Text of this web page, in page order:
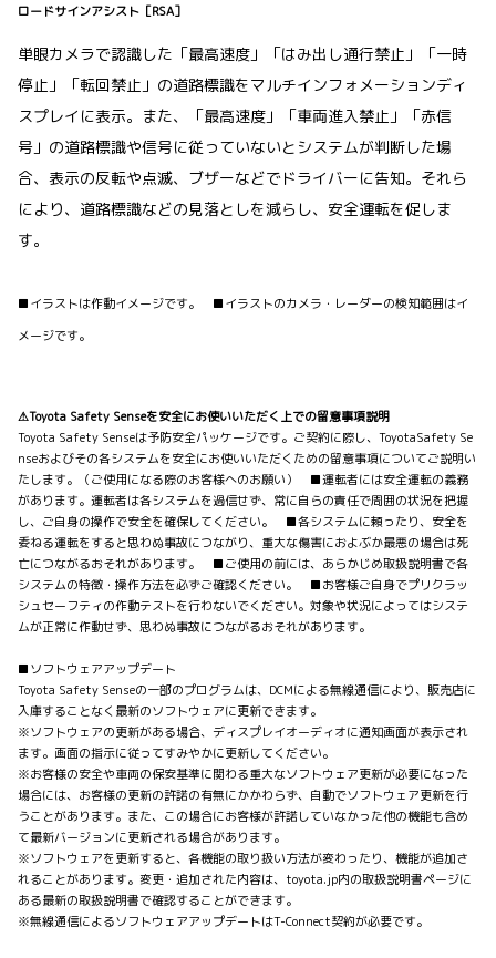
ロードサインアシスト［RSA］
単眼カメラで認識した「最高速度」「はみ出し通行禁止」「一時
停止」「転回禁止」の道路標識をマルチインフォメーションディ
スプレイに表示。また、「最高速度」「車両進入禁止」「赤信
号」の道路標識や信号に従っていないとシステムが判断した場
合、表示の反転や点滅、ブザーなどでドライバーに告知。それら
により、道路標識などの見落としを減らし、安全運転を促しま
す。
■イラストは作動イメージです。 ■イラストのカメラ・レーダーの検知範囲はイ
メージです。
⚠Toyota Safety Senseを安全にお使いいただく上での留意事項説明
Toyota Safety Senseは予防安全パッケージです。ご契約に際し、ToyotaSafety Se
nseおよびその各システムを安全にお使いいただくための留意事項についてご説明い
たします。（ご使用になる際のお客様へのお願い） ■運転者には安全運転の義務
があります。運転者は各システムを過信せず、常に自らの責任で周囲の状況を把握
し、ご自身の操作で安全を確保してください。 ■各システムに頼ったり、安全を
委ねる運転をすると思わぬ事故につながり、重大な傷害におよぶか最悪の場合は死
亡につながるおそれがあります。 ■ご使用の前には、あらかじめ取扱説明書で各
システムの特徴・操作方法を必ずご確認ください。 ■お客様ご自身でプリクラッ
シュセーフティの作動テストを行わないでください。対象や状況によってはシステ
ムが正常に作動せず、思わぬ事故につながるおそれがあります。
■ソフトウェアアップデート
Toyota Safety Senseの一部のプログラムは、DCMによる無線通信により、販売店に
入庫することなく最新のソフトウェアに更新できます。
※ソフトウェアの更新がある場合、ディスプレイオーディオに通知画面が表示され
ます。画面の指示に従ってすみやかに更新してください。
※お客様の安全や車両の保安基準に関わる重大なソフトウェア更新が必要になった
場合には、お客様の更新の許諾の有無にかかわらず、自動でソフトウェア更新を行
うことがあります。また、この場合にお客様が許諾していなかった他の機能も含め
て最新バージョンに更新される場合があります。
※ソフトウェアを更新すると、各機能の取り扱い方法が変わったり、機能が追加さ
れることがあります。変更・追加された内容は、toyota.jp内の取扱説明書ページに
ある最新の取扱説明書で確認することができます。
※無線通信によるソフトウェアアップデートはT-Connect契約が必要です。